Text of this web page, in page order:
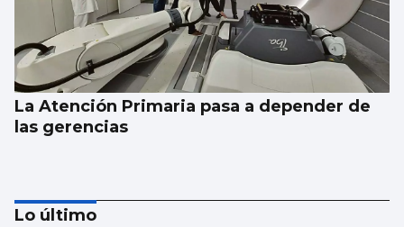
La Atención Primaria pasa a depender de
las gerencias
Lo último